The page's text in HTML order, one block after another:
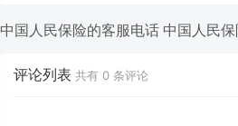
中国人民保险的客服电话 中国人民
评论列表 共有 0 条评论